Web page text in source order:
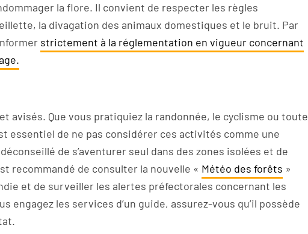
la flore. Il convient de respecter les règles
la divagation des animaux domestiques et le bruit. Par
strictement à la réglementation en vigueur concernant
avisés. Que vous pratiquiez la randonnée, le cyclisme ou toute
essentiel de ne pas considérer ces activités comme une
de s’aventurer seul dans des zones isolées et de
recommandé de consulter la nouvelle « Météo des forêts »
et de surveiller les alertes préfectorales concernant les
engagez les services d’un guide, assurez-vous qu’il possède